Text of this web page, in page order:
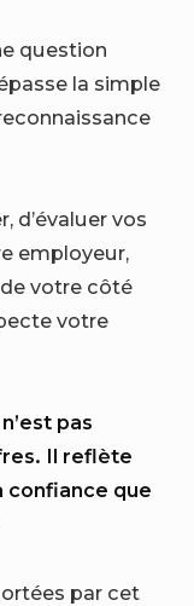
question
la simple
d’évaluer vos
employeur,
votre côté
votre
pas
Il reflète
confiance que
par cet